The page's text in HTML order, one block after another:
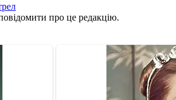
про це редакцію.